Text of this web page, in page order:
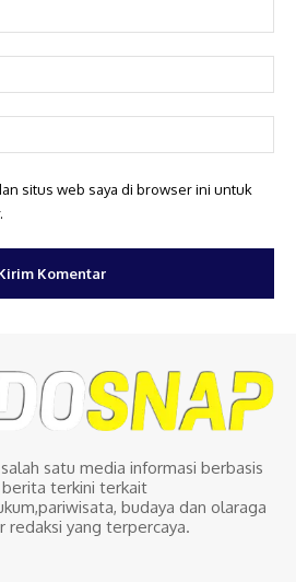
situs web saya di browser ini untuk
satu media informasi berbasis
berita terkini terkait
budaya dan olaraga
redaksi yang terpercaya.